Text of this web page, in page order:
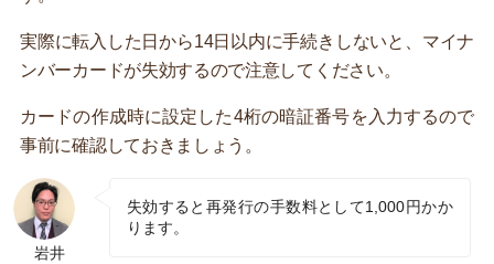
実際に転入した日から14日以内に手続きしないと、マイナ
ンバーカードが失効するので注意してください。
カードの作成時に設定した4桁の暗証番号を入力するので
事前に確認しておきましょう。
岩井
失効すると再発行の手数料として1,000円かか
ります。